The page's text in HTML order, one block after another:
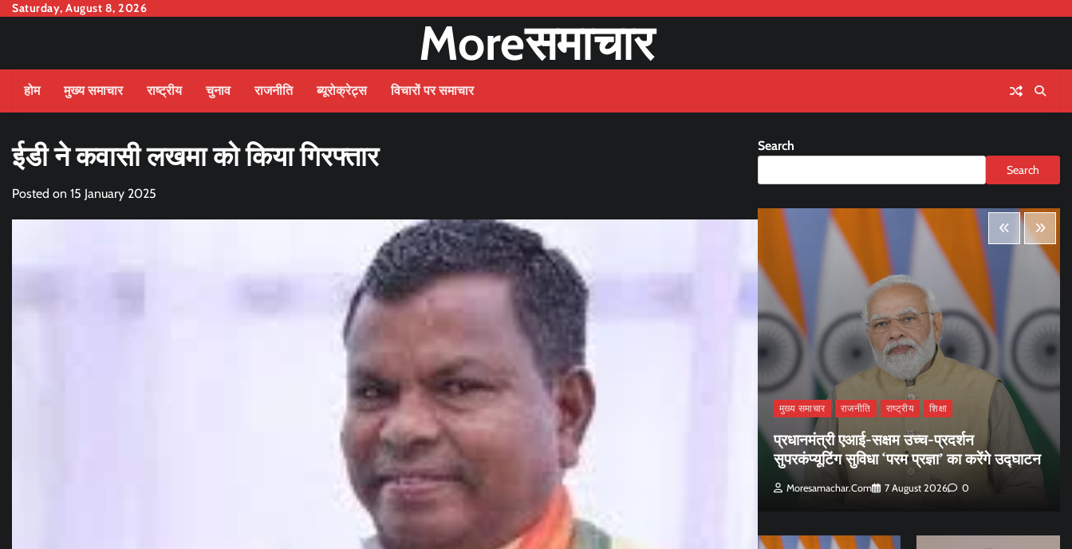
SkipSaturday, August 8, 2026
Moreसमाचार
होम मुख्य समाचार राष्ट्रीय चुनाव राजनीति ब्यूरोक्रेट्स विचारों पर समाचार
ईडी ने कवासी लखमा को किया गिरफ्तार
Posted on 15 January 2025
Search
Search
छत्तीसगढ़ मुख्य समाचार
मुख्यमंत्री साय से 2025 बैच के प्रशिक्षु डिप्टी
कलेक्टरों ने की मुलाकात
5 August 2026
मुख्य समाचार राजनीति राष्ट्रीय शिक्षा
प्रधानमंत्री एआई-सक्षम उच्च-प्रदर्शन
सुपरकंप्यूटिंग सुविधा ‘परम प्रज्ञा’ का करेंगे उद्घाटन
Moresamachar.com 7 August 2026 0